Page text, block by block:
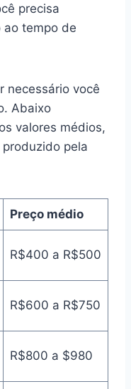
precisa
ao tempo de
necessário você
Abaixo
valores médios,
pela
Preço médio
R$400 a R$500
R$600 a R$750
R$800 a $980